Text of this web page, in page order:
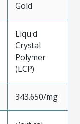
Gold
Liquid
Crystal
Polymer
(LCP)
343.650/mg